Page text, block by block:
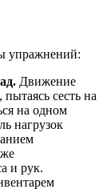
упражнений:
Движение
сесть на
на одном
нагрузок
и рук.